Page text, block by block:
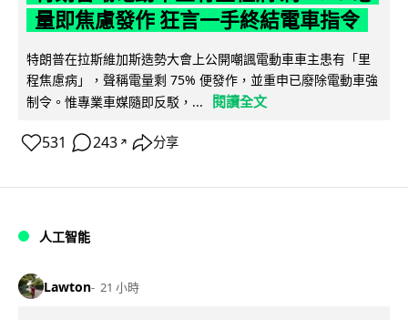
量即焦慮發作 狂言一手終結電車指令
特朗普在拉斯維加斯造勢大會上公開嘲諷電動車車主患有「里
程焦慮病」，聲稱電量剩 75% 便發作，並重申已廢除電動車強
制令。惟專業車媒隨即反駁，...
閱讀全文
531 243 ↗ 分享
人工智能
Lawton 21 小時